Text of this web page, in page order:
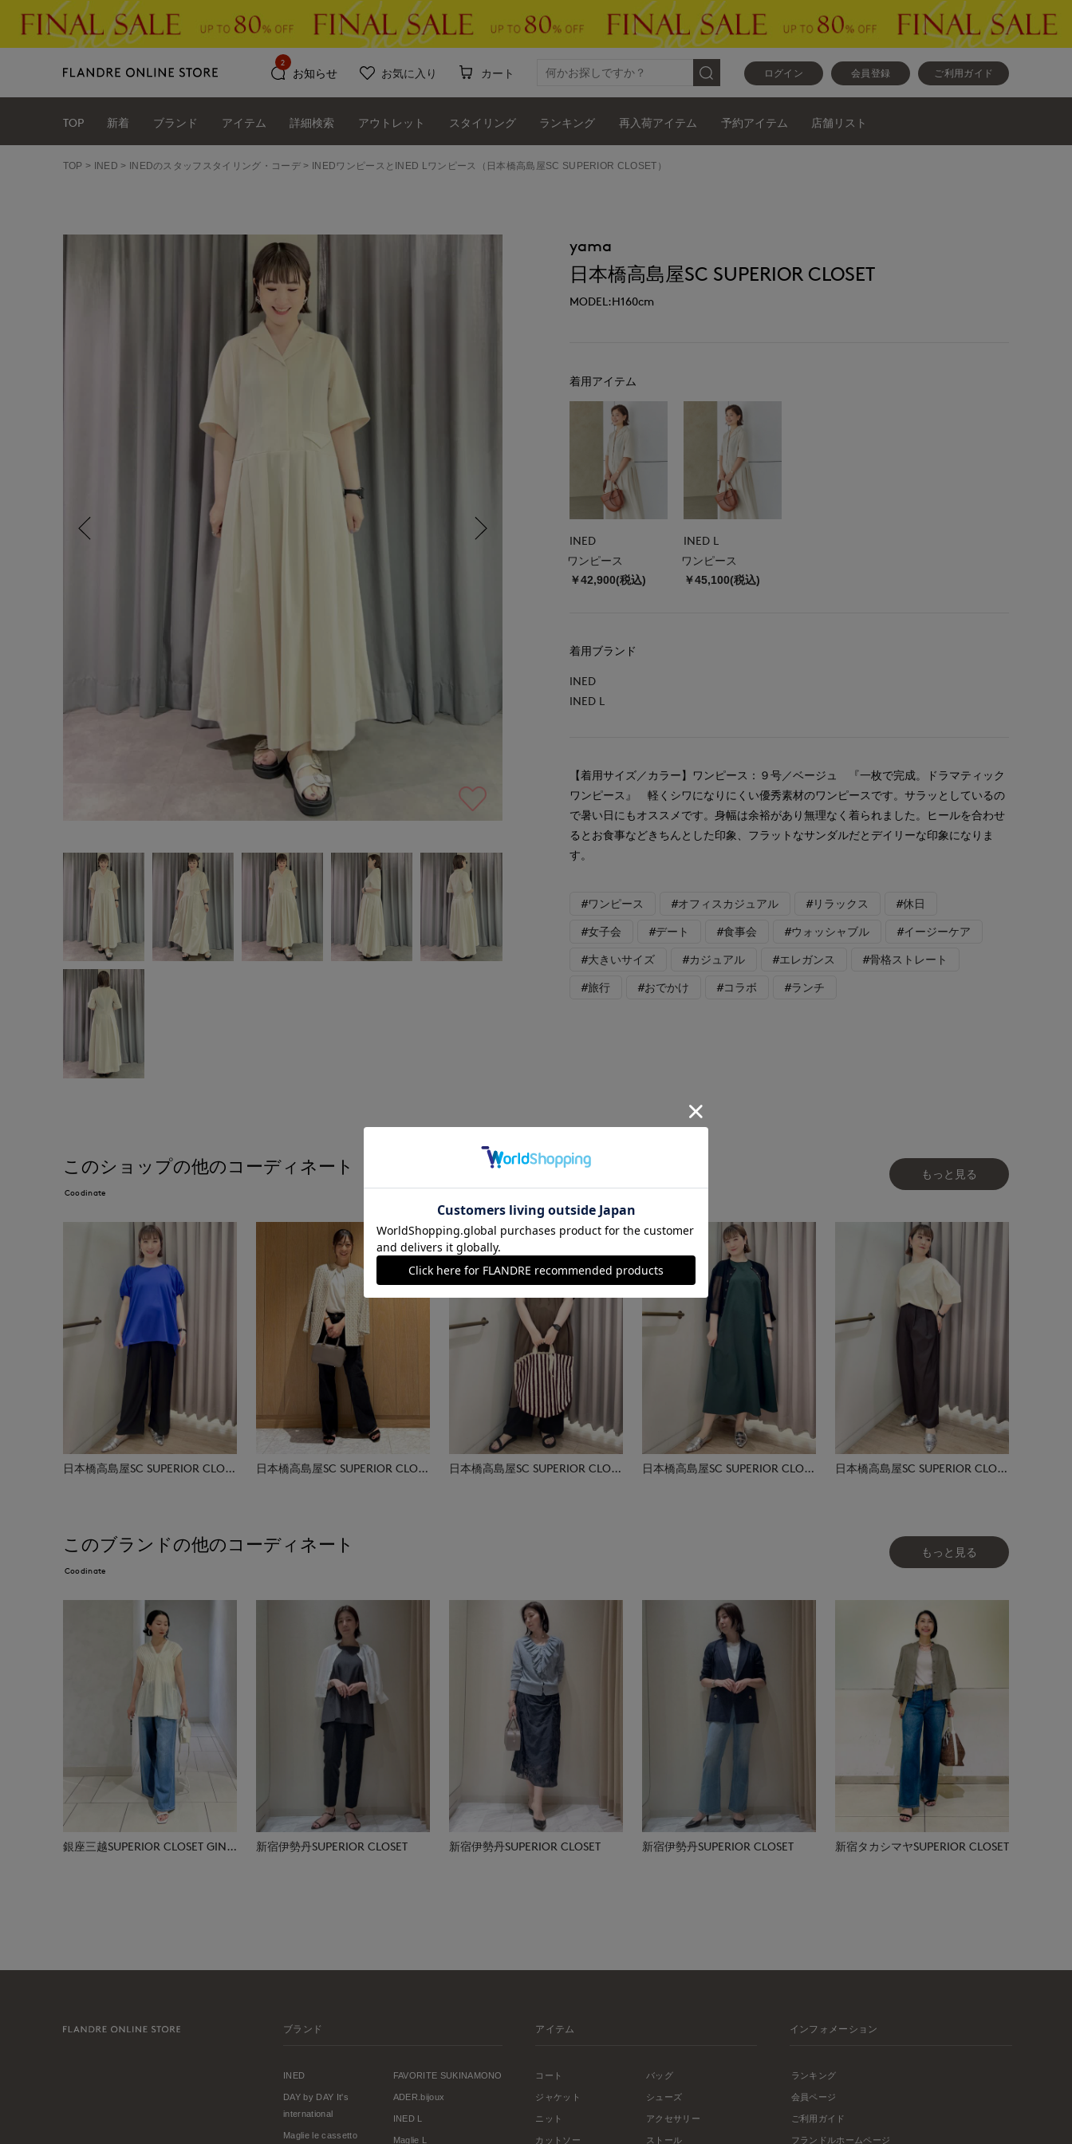
ログイン 会員登録 ご利用ガイド
お知らせ
2
お気に入り カート
TOP 新着 ブランド アイテム 詳細検索 アウトレット スタイリング ランキング 再入荷アイテム 予約アイテム 店舗リスト
TOP INED INEDのスタッフスタイリング・コーデ INEDワンピースとINED Lワンピース（日本橋高島屋SC SUPERIOR CLOSET）
yama
日本橋高島屋SC SUPERIOR CLOSET
MODEL:H160cm
着用アイテム
INED
ワンピース
￥42,900(税込)
INED L
ワンピース
￥45,100(税込)
着用ブランド
INED
INED L
【着用サイズ／カラー】ワンピース：９号／ベージュ 『一枚で完成。ドラマティック
ワンピース』 軽くシワになりにくい優秀素材のワンピースです。サラッとしているの
で暑い日にもオススメです。身幅は余裕があり無理なく着られました。ヒールを合わせ
るとお食事などきちんとした印象、フラットなサンダルだとデイリーな印象になりま
す。
#ワンピース #オフィスカジュアル #リラックス #休日
#女子会 #デート #食事会 #ウォッシャブル #イージーケア
#大きいサイズ #カジュアル #エレガンス #骨格ストレート
#旅行 #おでかけ #コラボ #ランチ
このショップの他のコーディネート
Coodinate
もっと見る
日本橋高島屋SC SUPERIOR CLOSET 日本橋高島屋SC SUPERIOR CLOSET 日本橋高島屋SC SUPERIOR CLOSET 日本橋高島屋SC SUPERIOR CLOSET 日本橋高島屋SC SUPERIOR CLOSET
このブランドの他のコーディネート
Coodinate
もっと見る
銀座三越SUPERIOR CLOSET GINZA 新宿伊勢丹SUPERIOR CLOSET 新宿伊勢丹SUPERIOR CLOSET 新宿伊勢丹SUPERIOR CLOSET 新宿タカシマヤSUPERIOR CLOSET
ブランド
INED
DAY by DAY It's
international
Maglie le cassetto
FAVORITE SUKINAMONO
ADER.bijoux
INED L
Maglie L
アイテム
コート
ジャケット
ニット
カットソー
バッグ
シューズ
アクセサリー
ストール
インフォメーション
ランキング
会員ページ
ご利用ガイド
フランドルホームページ